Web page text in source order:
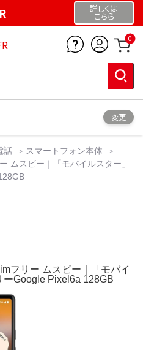
詳しくは
こちら
0
変更
話
スマートフォン本体
ムスビー｜「モバイルスター」